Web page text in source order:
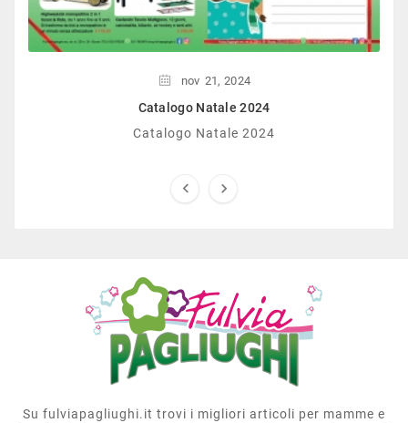
nov 21, 2024
Catalogo Natale 2024
Catalogo Natale 2024
 
Su fulviapagliughi.it trovi i migliori articoli per mamme e